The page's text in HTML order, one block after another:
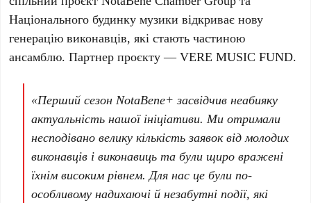
Національного будинку музики відкриває нову
генерацію виконавців, які стають частиною
ансамблю. Партнер проєкту —VERE MUSIC FUND.
«Перший сезон NotaBene+ засвідчив неабияку
актуальність нашої ініціативи. Ми отримали
несподівано велику кількість заявок від молодих
виконавців і виконавиць та були щиро вражені
їхнім високим рівнем. Для нас це були по-
особливому надихаючі й незабутні події, які